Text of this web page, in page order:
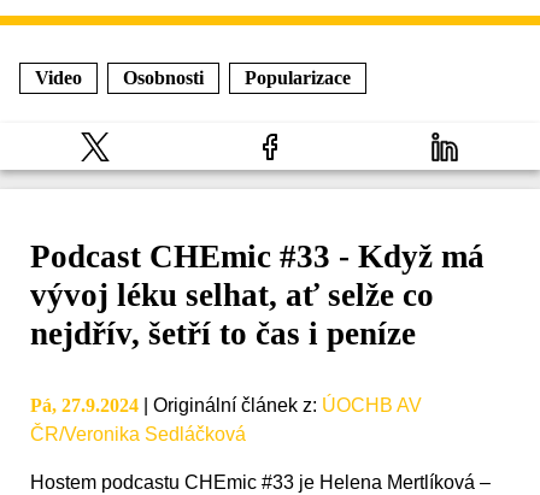
Video Osobnosti Popularizace
Podcast CHEmic #33 - Když má
vývoj léku selhat, ať selže co
nejdřív, šetří to čas i peníze
Pá, 27.9.2024 Originální článek z: ÚOCHB AV
ČR/Veronika Sedláčková
Hostem podcastu CHEmic #33 je Helena Mertlíková –